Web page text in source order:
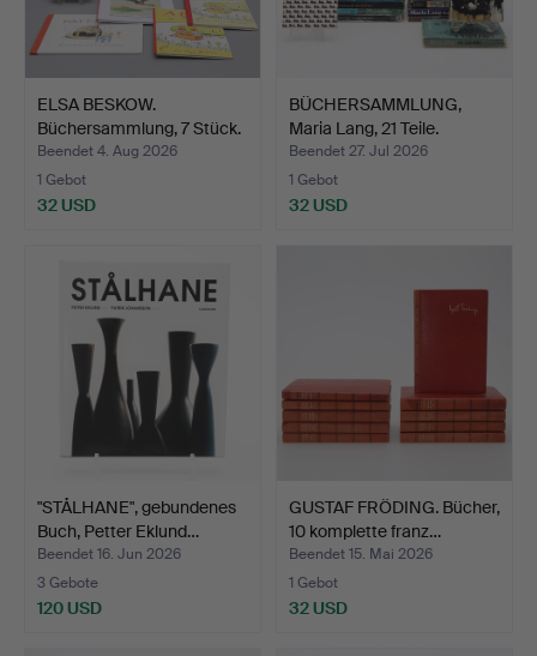
ELSA BESKOW.
Büchersammlung, 7 Stück.
Beendet 4. Aug 2026
1 Gebot
32 USD
BÜCHERSAMMLUNG,
Maria Lang, 21 Teile.
Beendet 27. Jul 2026
1 Gebot
32 USD
"STÅLHANE", gebundenes
Buch, Petter Eklund…
Beendet 16. Jun 2026
3 Gebote
120 USD
GUSTAF FRÖDING. Bücher,
10 komplette franz…
Beendet 15. Mai 2026
1 Gebot
32 USD